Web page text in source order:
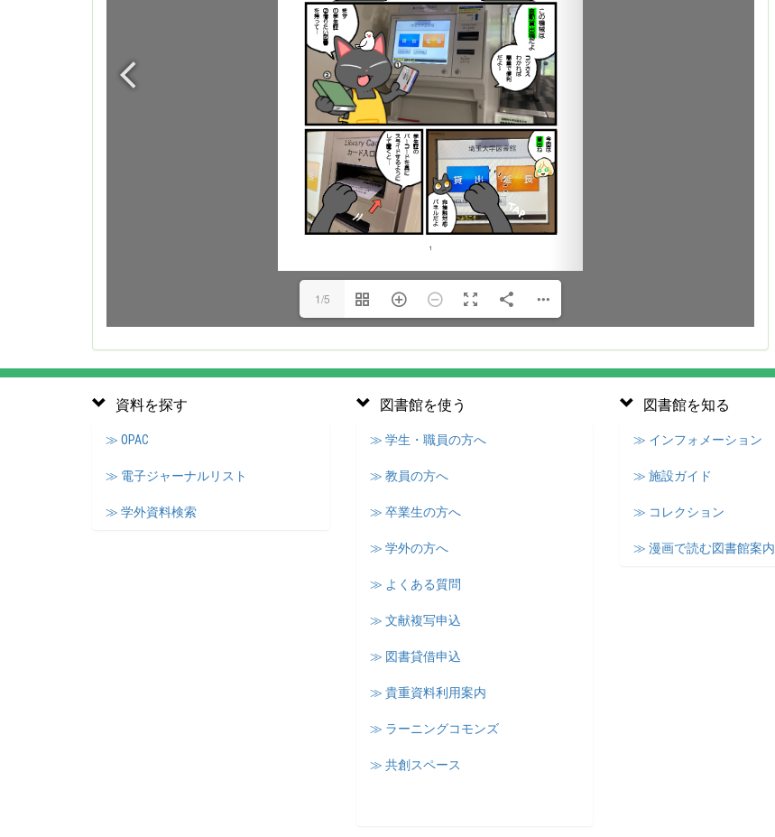
1/5
資料を探す
≫ OPAC
≫ 電子ジャーナルリスト
≫ 学外資料検索
図書館を使う
≫ 学生・職員の方へ
≫ 教員の方へ
≫ 卒業生の方へ
≫ 学外の方へ
≫ よくある質問
≫ 文献複写申込
≫ 図書貸借申込
≫ 貴重資料利用案内
≫ ラーニングコモンズ
≫ 共創スペース
図書館を知る
≫ インフォメーション
≫ 施設ガイド
≫ コレクション
≫ 漫画で読む図書館案内